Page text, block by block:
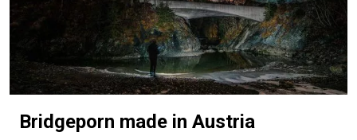
Bridgeporn made in Austria